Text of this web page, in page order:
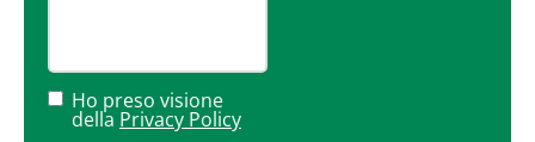
Ho preso visione
della Privacy Policy